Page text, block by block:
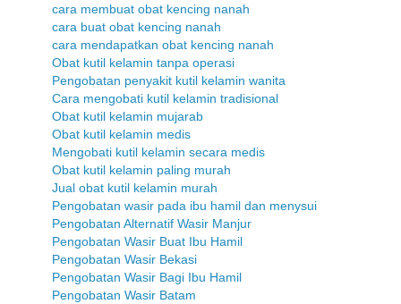
cara membuat obat kencing nanah
cara buat obat kencing nanah
cara mendapatkan obat kencing nanah
Obat kutil kelamin tanpa operasi
Pengobatan penyakit kutil kelamin wanita
Cara mengobati kutil kelamin tradisional
Obat kutil kelamin mujarab
Obat kutil kelamin medis
Mengobati kutil kelamin secara medis
Obat kutil kelamin paling murah
Jual obat kutil kelamin murah
Pengobatan wasir pada ibu hamil dan menysui
Pengobatan Alternatif Wasir Manjur
Pengobatan Wasir Buat Ibu Hamil
Pengobatan Wasir Bekasi
Pengobatan Wasir Bagi Ibu Hamil
Pengobatan Wasir Batam